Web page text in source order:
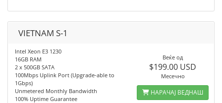
VIETNAM S-1
Intel Xeon E3 1230
16GB RAM
2 x 500GB SATA
100Mbps Uplink Port (Upgrade-able to
1Gbps)
Unmetered Monthly Bandwidth
100% Uptime Guarantee
Веќе од
$199.00 USD
Месечно
НАРАЧАЈ ВЕДНАШ